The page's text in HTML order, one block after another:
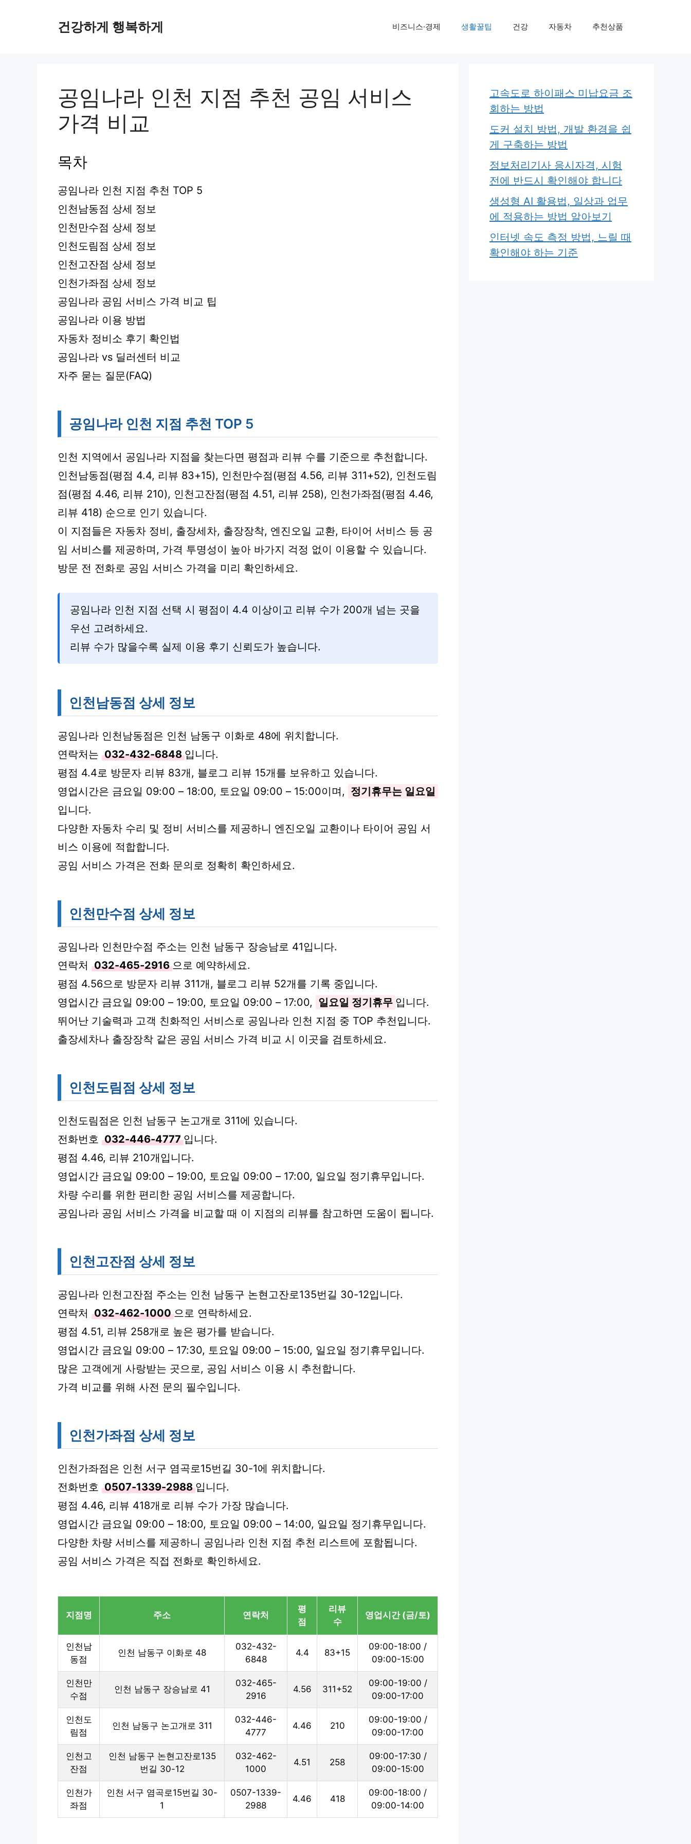
건강하게 행복하게 비즈니스·경제 생활꿀팁 건강 자동차 추천상품
공임나라 인천 지점 추천 공임 서비스
가격 비교
목차
공임나라 인천 지점 추천 TOP 5
인천남동점 상세 정보
인천만수점 상세 정보
인천도림점 상세 정보
인천고잔점 상세 정보
인천가좌점 상세 정보
공임나라 공임 서비스 가격 비교 팁
공임나라 이용 방법
자동차 정비소 후기 확인법
공임나라 vs 딜러센터 비교
자주 묻는 질문(FAQ)
공임나라 인천 지점 추천 TOP 5
인천 지역에서 공임나라 지점을 찾는다면 평점과 리뷰 수를 기준으로 추천합니다.
인천남동점(평점 4.4, 리뷰 83+15), 인천만수점(평점 4.56, 리뷰 311+52), 인천도림
점(평점 4.46, 리뷰 210), 인천고잔점(평점 4.51, 리뷰 258), 인천가좌점(평점 4.46,
리뷰 418) 순으로 인기 있습니다.
이 지점들은 자동차 정비, 출장세차, 출장장착, 엔진오일 교환, 타이어 서비스 등 공
임 서비스를 제공하며, 가격 투명성이 높아 바가지 걱정 없이 이용할 수 있습니다.
방문 전 전화로 공임 서비스 가격을 미리 확인하세요.
공임나라 인천 지점 선택 시 평점이 4.4 이상이고 리뷰 수가 200개 넘는 곳을
우선 고려하세요.
리뷰 수가 많을수록 실제 이용 후기 신뢰도가 높습니다.
인천남동점 상세 정보
공임나라 인천남동점은 인천 남동구 이화로 48에 위치합니다.
연락처는 032-432-6848 입니다.
평점 4.4로 방문자 리뷰 83개, 블로그 리뷰 15개를 보유하고 있습니다.
영업시간은 금요일 09:00 – 18:00, 토요일 09:00 – 15:00이며, 정기휴무는 일요일
입니다.
다양한 자동차 수리 및 정비 서비스를 제공하니 엔진오일 교환이나 타이어 공임 서
비스 이용에 적합합니다.
공임 서비스 가격은 전화 문의로 정확히 확인하세요.
인천만수점 상세 정보
공임나라 인천만수점 주소는 인천 남동구 장승남로 41입니다.
연락처 032-465-2916 으로 예약하세요.
평점 4.56으로 방문자 리뷰 311개, 블로그 리뷰 52개를 기록 중입니다.
영업시간 금요일 09:00 – 19:00, 토요일 09:00 – 17:00, 일요일 정기휴무 입니다.
뛰어난 기술력과 고객 친화적인 서비스로 공임나라 인천 지점 중 TOP 추천입니다.
출장세차나 출장장착 같은 공임 서비스 가격 비교 시 이곳을 검토하세요.
인천도림점 상세 정보
인천도림점은 인천 남동구 논고개로 311에 있습니다.
전화번호 032-446-4777 입니다.
평점 4.46, 리뷰 210개입니다.
영업시간 금요일 09:00 – 19:00, 토요일 09:00 – 17:00, 일요일 정기휴무입니다.
차량 수리를 위한 편리한 공임 서비스를 제공합니다.
공임나라 공임 서비스 가격을 비교할 때 이 지점의 리뷰를 참고하면 도움이 됩니다.
인천고잔점 상세 정보
공임나라 인천고잔점 주소는 인천 남동구 논현고잔로135번길 30-12입니다.
연락처 032-462-1000 으로 연락하세요.
평점 4.51, 리뷰 258개로 높은 평가를 받습니다.
영업시간 금요일 09:00 – 17:30, 토요일 09:00 – 15:00, 일요일 정기휴무입니다.
많은 고객에게 사랑받는 곳으로, 공임 서비스 이용 시 추천합니다.
가격 비교를 위해 사전 문의 필수입니다.
인천가좌점 상세 정보
인천가좌점은 인천 서구 염곡로15번길 30-1에 위치합니다.
전화번호 0507-1339-2988 입니다.
평점 4.46, 리뷰 418개로 리뷰 수가 가장 많습니다.
영업시간 금요일 09:00 – 18:00, 토요일 09:00 – 14:00, 일요일 정기휴무입니다.
다양한 차량 서비스를 제공하니 공임나라 인천 지점 추천 리스트에 포함됩니다.
공임 서비스 가격은 직접 전화로 확인하세요.
지점명 주소 연락처
평
점
리뷰
수
영업시간 (금/토)
인천남
동점
인천 남동구 이화로 48
032-432-
6848
4.4 83+15
09:00-18:00 /
09:00-15:00
인천만
수점
인천 남동구 장승남로 41
032-465-
2916
4.56 311+52
09:00-19:00 /
09:00-17:00
인천도
림점
인천 남동구 논고개로 311
032-446-
4777
4.46 210
09:00-19:00 /
09:00-17:00
인천고
잔점
인천 남동구 논현고잔로135
번길 30-12
032-462-
1000
4.51 258
09:00-17:30 /
09:00-15:00
인천가
좌점
인천 서구 염곡로15번길 30-
1
0507-1339-
2988
4.46 418
09:00-18:00 /
09:00-14:00
고속도로 하이패스 미납요금 조
회하는 방법
도커 설치 방법, 개발 환경을 쉽
게 구축하는 방법
정보처리기사 응시자격, 시험
전에 반드시 확인해야 합니다
생성형 AI 활용법, 일상과 업무
에 적용하는 방법 알아보기
인터넷 속도 측정 방법, 느릴 때
확인해야 하는 기준